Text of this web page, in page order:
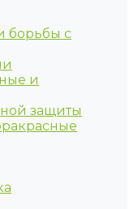
борьбы с
и
защиты